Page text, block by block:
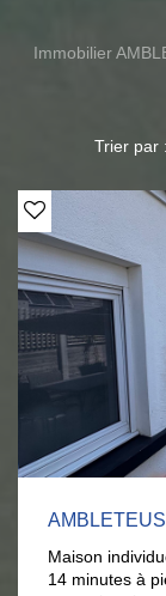
Immobilier
Trier par :
Maison individuelle sur 353 m² à 900 m de
14 minutes à